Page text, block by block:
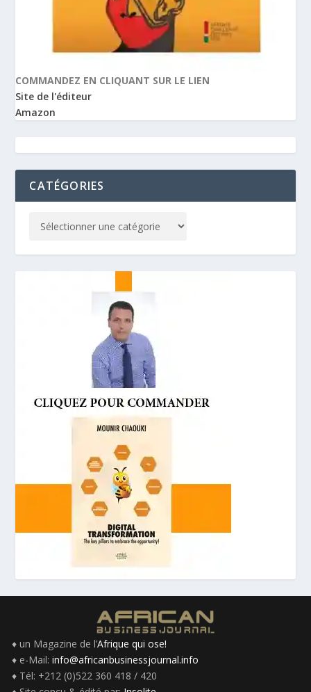
COMMANDEZ EN CLIQUANT SUR LE LIEN
Site de l'éditeur
Amazon
CATÉGORIES
♦ un Magazine de l’Afrique qui ose!
♦ e-Mail: info@africanbusinessjournal.info
♦ Tél: +212 (0)522 360 418 / 420